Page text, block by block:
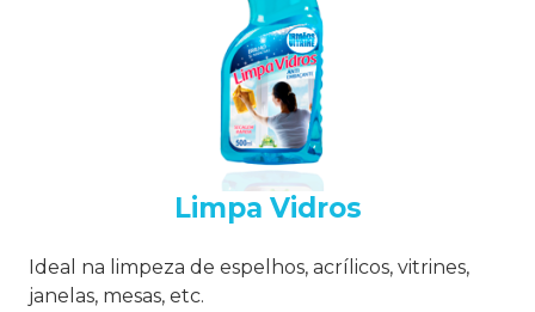
Limpa Vidros
Ideal na limpeza de espelhos, acrílicos, vitrines,
janelas, mesas, etc.